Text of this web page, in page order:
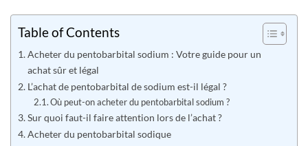
Table of Contents
Acheter du pentobarbital sodium : Votre guide pour un
achat sûr et légal
L’achat de pentobarbital de sodium est-il légal ?
Où peut-on acheter du pentobarbital sodium ?
Sur quoi faut-il faire attention lors de l’achat ?
Acheter du pentobarbital sodique